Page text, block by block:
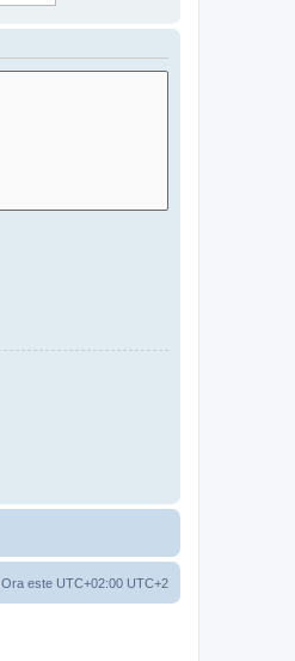
Ora este UTC+02:00 UTC+2